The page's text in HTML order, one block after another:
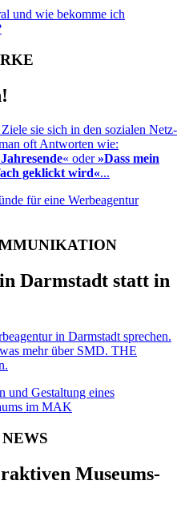
sie sich in den sozialen Netz­
oft Antworten wie:
« oder»Dass mein
geklickt wird«...
Darmstadt statt in
in Darmstadt sprechen.
mehr über SMD. THE
Museums­